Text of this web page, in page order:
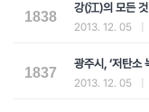
1838
강(江)의 모든
2013. 12. 05
1837
광주시, ‘저탄소
2013. 12. 05